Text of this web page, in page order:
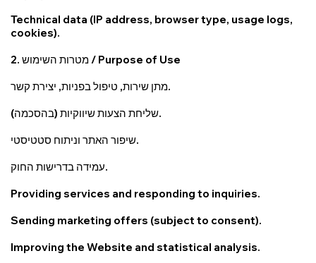
Technical data (IP address, browser type, usage logs,
cookies).
2. מטרות השימוש / Purpose of Use
מתן שירות, טיפול בפניות, יצירת קשר.
שליחת הצעות שיווקיות (בהסכמה).
שיפור האתר וניתוח סטטיסטי.
עמידה בדרישות החוק.
Providing services and responding to inquiries.
Sending marketing offers (subject to consent).
Improving the Website and statistical analysis.